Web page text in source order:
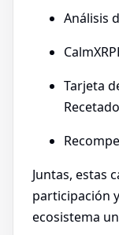
Análisis
Tarjeta
Juntas, estas
participación
ecosistema